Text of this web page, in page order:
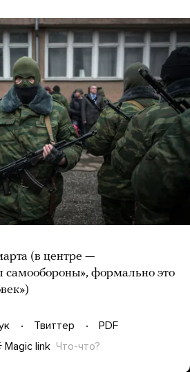
(в центре —
самообороны», формально это
Твиттер
PDF
Magic link Что-что?